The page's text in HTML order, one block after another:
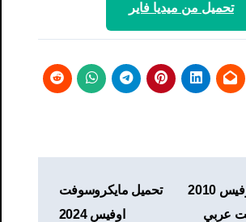
تحميل من ميديا ​​فاير
تحميل اوفيس 2010
عربي
تحميل مايكروسوفت
اوفيس 2024